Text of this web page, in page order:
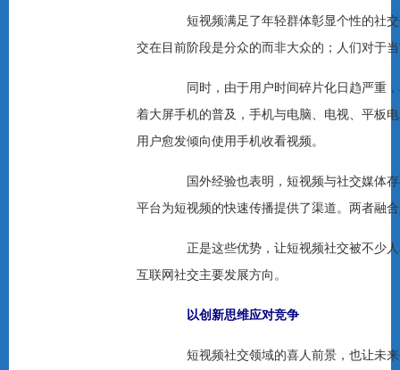
短视频满足了年轻群体彰显个性的社交
交在目前阶段是分众的而非大众的；人们对于
同时，由于用户时间碎片化日趋严重，
着大屏手机的普及，手机与电脑、电视、平板
用户愈发倾向使用手机收看视频。
国外经验也表明，短视频与社交媒体存
平台为短视频的快速传播提供了渠道。两者融
正是这些优势，让短视频社交被不少人
互联网社交主要发展方向。
以创新思维应对竞争
短视频社交领域的喜人前景，也让未来